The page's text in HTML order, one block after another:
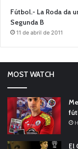
Fútbol.- La Roda da
Segunda B
11 de abril de 2011
MOST WATCH
El